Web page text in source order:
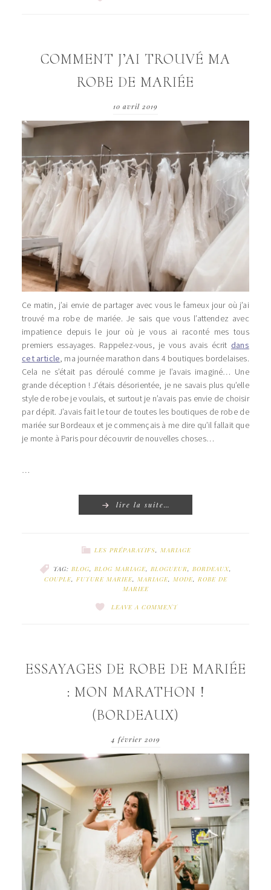
COMMENT J’AI TROUVÉ MA
ROBE DE MARIÉE
10 avril 2019
Ce matin, j’ai envie de partager avec vous le fameux jour où j’ai
trouvé ma robe de mariée. Je sais que vous l’attendez avec
impatience depuis le jour où je vous ai raconté mes tous
premiers essayages. Rappelez-vous, je vous avais écritdans
cet article, ma journée marathon dans 4 boutiques bordelaises.
Cela ne s’était pas déroulé comme je l’avais imaginé… Une
grande déception ! J’étais désorientée, je ne savais plus qu’elle
style de robe je voulais, et surtout je n’avais pas envie de choisir
par dépit. J’avais fait le tour de toutes les boutiques de robe de
mariée sur Bordeaux et je commençais à me dire qu’il fallait que
je monte à Paris pour découvrir de nouvelles choses…
…
lire la suite…
LES PRÉPARATIFS, MARIAGE
TAG: BLOG, BLOG MARIAGE, BLOGUEUR, BORDEAUX,
COUPLE, FUTURE MARIEE, MARIAGE, MODE, ROBE DE
MARIEE
LEAVE A COMMENT
ESSAYAGES DE ROBE DE MARIÉE
: MON MARATHON !
(BORDEAUX)
4 février 2019